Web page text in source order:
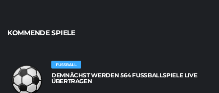
KOMMENDE SPIELE
FUSSBALL
DEMNÄCHST WERDEN 564 FUSSBALLSPIELE LIVE Ü
BERTRAGEN